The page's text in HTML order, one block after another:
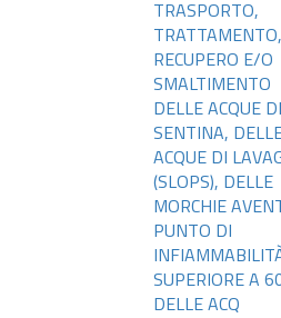
TRASPORTO,
TRATTAMENTO,
RECUPERO E/O
SMALTIMENTO
DELLE ACQUE DI
SENTINA,
ACQUE DI
(SLOPS), DELLE
MORCHIE
PUNTO DI
SUPERIORE A
DELLE ACQ